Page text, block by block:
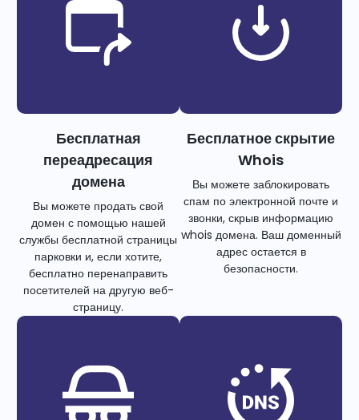
Бесплатная
переадресация
домена
Вы можете продать свой
домен с помощью нашей
службы бесплатной страницы
парковки и, если хотите,
бесплатно перенаправить
посетителей на другую веб-
страницу.
Бесплатное скрытие
Whois
Вы можете заблокировать
спам по электронной почте и
звонки, скрыв информацию
whois домена. Ваш доменный
адрес остается в
безопасности.